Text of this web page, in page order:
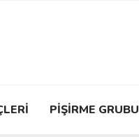
PİŞİRME GRUBU